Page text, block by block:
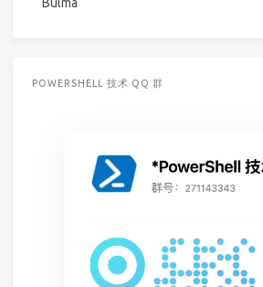
POWERSHELL 技术 QQ 群